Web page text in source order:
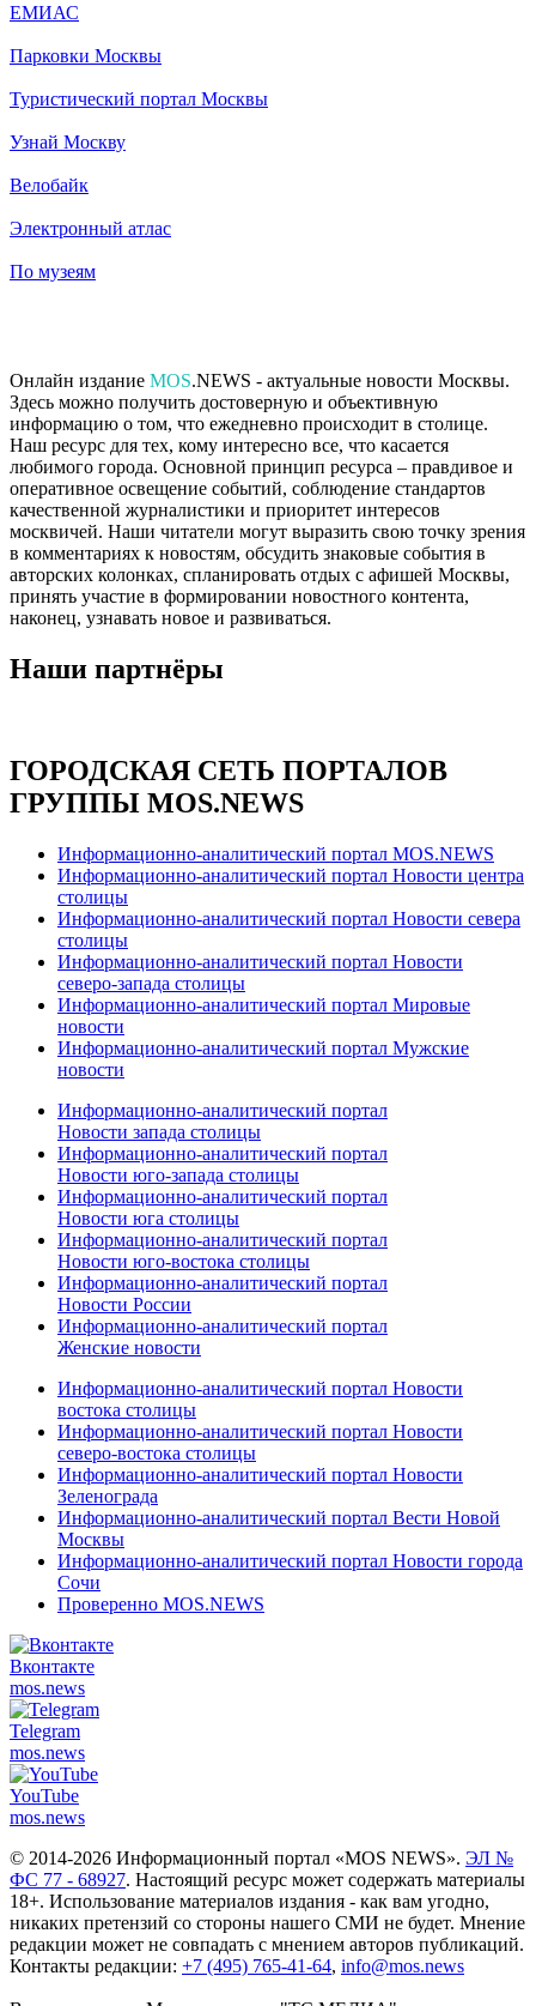
ЕМИАС
Парковки Москвы
Туристический портал Москвы
Узнай Москву
Велобайк
Электронный атлас
По музеям
Онлайн издание MOS.NEWS - актуальные новости Москвы.
Здесь можно получить достоверную и объективную
информацию о том, что ежедневно происходит в столице.
Наш ресурс для тех, кому интересно все, что касается
любимого города. Основной принцип ресурса – правдивое и
оперативное освещение событий, соблюдение стандартов
качественной журналистики и приоритет интересов
москвичей. Наши читатели могут выразить свою точку зрения
в комментариях к новостям, обсудить знаковые события в
авторских колонках, спланировать отдых с афишей Москвы,
принять участие в формировании новостного контента,
наконец, узнавать новое и развиваться.
Наши партнёры
ГОРОДСКАЯ СЕТЬ ПОРТАЛОВ
ГРУППЫ MOS.NEWS
Информационно-аналитический портал MOS.NEWS
Информационно-аналитический портал Новости центра
столицы
Информационно-аналитический портал Новости севера
столицы
Информационно-аналитический портал Новости
северо-запада столицы
Информационно-аналитический портал Мировые
новости
Информационно-аналитический портал Мужские
новости
Информационно-аналитический портал
Новости запада столицы
Информационно-аналитический портал
Новости юго-запада столицы
Информационно-аналитический портал
Новости юга столицы
Информационно-аналитический портал
Новости юго-востока столицы
Информационно-аналитический портал
Новости России
Информационно-аналитический портал
Женские новости
Информационно-аналитический портал Новости
востока столицы
Информационно-аналитический портал Новости
северо-востока столицы
Информационно-аналитический портал Новости
Зеленограда
Информационно-аналитический портал Вести Новой
Москвы
Информационно-аналитический портал Новости города
Сочи
Проверенно MOS.NEWS
Вконтакте
mos.news
Telegram
mos.news
YouTube
mos.news
© 2014-2026 Информационный портал «MOS NEWS». ЭЛ №
ФС 77 - 68927. Настоящий ресурс может содержать материалы
18+. Использование материалов издания - как вам угодно,
никаких претензий со стороны нашего СМИ не будет. Мнение
редакции может не совпадать с мнением авторов публикаций.
Контакты редакции: +7 (495) 765-41-64, info@mos.news